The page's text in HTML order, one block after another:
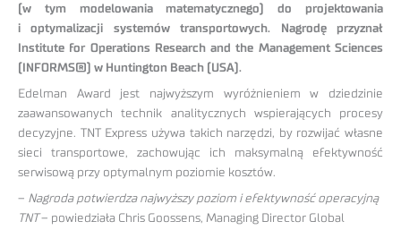
(w tym modelowania matematycznego) do projektowania
i optymalizacji systemów transportowych. Nagrodę przyznał
Institute for Operations Research and the Management Sciences
(INFORMS®) w Huntington Beach (USA).
Edelman Award jest najwyższym wyróżnieniem w dziedzinie
zaawansowanych technik analitycznych wspierających procesy
decyzyjne. TNT Express używa takich narzędzi, by rozwijać własne
sieci transportowe, zachowując ich maksymalną efektywność
serwisową przy optymalnym poziomie kosztów.
– Nagroda potwierdza najwyższy poziom i efektywność operacyjną
TNT– powiedziała Chris Goossens, Managing Director Global